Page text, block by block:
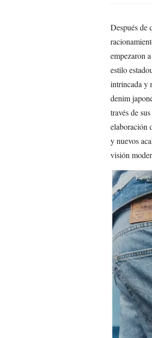
Después de
empezaron
estilo
intrincada y
denim
través de
elaboración
y nuevos
visión